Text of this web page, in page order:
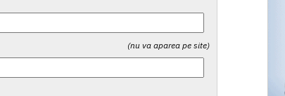
(nu va aparea pe site)